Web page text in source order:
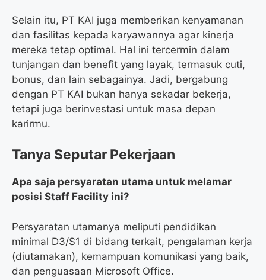
Selain itu, PT KAI juga memberikan kenyamanan
dan fasilitas kepada karyawannya agar kinerja
mereka tetap optimal. Hal ini tercermin dalam
tunjangan dan benefit yang layak, termasuk cuti,
bonus, dan lain sebagainya. Jadi, bergabung
dengan PT KAI bukan hanya sekadar bekerja,
tetapi juga berinvestasi untuk masa depan
karirmu.
Tanya Seputar Pekerjaan
Apa saja persyaratan utama untuk melamar
posisi Staff Facility ini?
Persyaratan utamanya meliputi pendidikan
minimal D3/S1 di bidang terkait, pengalaman kerja
(diutamakan), kemampuan komunikasi yang baik,
dan penguasaan Microsoft Office.